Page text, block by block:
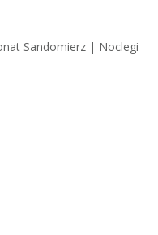
Sandomierz | Noclegi